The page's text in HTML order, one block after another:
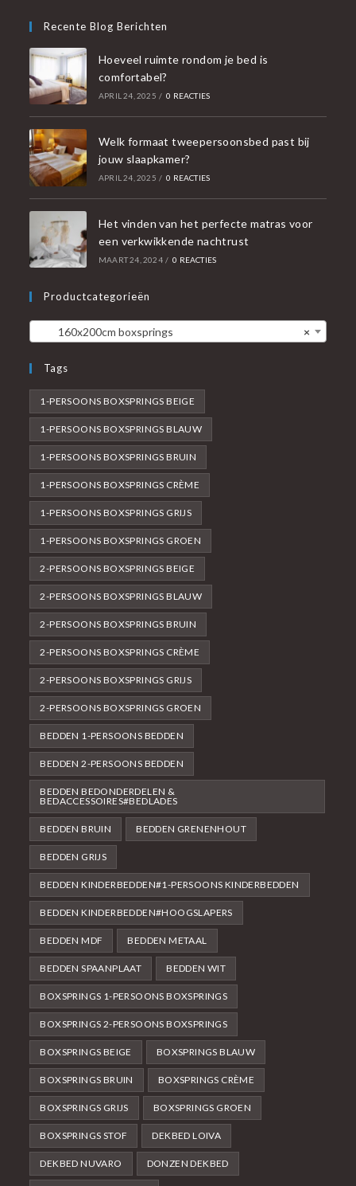
Recente Blog Berichten
Hoeveel ruimte rondom je bed is
comfortabel?
APRIL 24, 2025 / 0 REACTIES
Welk formaat tweepersoonsbed past bij
jouw slaapkamer?
APRIL 24, 2025 / 0 REACTIES
Het vinden van het perfecte matras voor
een verkwikkende nachtrust
MAART 24, 2024 / 0 REACTIES
Productcategorieën
×
160x200cm boxsprings
Tags
1-PERSOONS BOXSPRINGS BEIGE
1-PERSOONS BOXSPRINGS BLAUW
1-PERSOONS BOXSPRINGS BRUIN
1-PERSOONS BOXSPRINGS CRÈME
1-PERSOONS BOXSPRINGS GRIJS
1-PERSOONS BOXSPRINGS GROEN
2-PERSOONS BOXSPRINGS BEIGE
2-PERSOONS BOXSPRINGS BLAUW
2-PERSOONS BOXSPRINGS BRUIN
2-PERSOONS BOXSPRINGS CRÈME
2-PERSOONS BOXSPRINGS GRIJS
2-PERSOONS BOXSPRINGS GROEN
BEDDEN 1-PERSOONS BEDDEN
BEDDEN 2-PERSOONS BEDDEN
BEDDEN BEDONDERDELEN &
BEDACCESSOIRES#BEDLADES
BEDDEN BRUIN BEDDEN GRENENHOUT
BEDDEN GRIJS
BEDDEN KINDERBEDDEN#1-PERSOONS KINDERBEDDEN
BEDDEN KINDERBEDDEN#HOOGSLAPERS
BEDDEN MDF BEDDEN METAAL
BEDDEN SPAANPLAAT BEDDEN WIT
BOXSPRINGS 1-PERSOONS BOXSPRINGS
BOXSPRINGS 2-PERSOONS BOXSPRINGS
BOXSPRINGS BEIGE BOXSPRINGS BLAUW
BOXSPRINGS BRUIN BOXSPRINGS CRÈME
BOXSPRINGS GRIJS BOXSPRINGS GROEN
BOXSPRINGS STOF DEKBED LOIVA
DEKBED NUVARO DONZEN DEKBED